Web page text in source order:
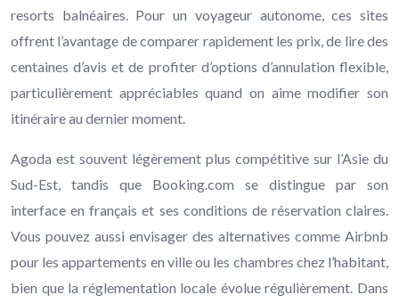
resorts balnéaires. Pour un voyageur autonome, ces sites
offrent l’avantage de comparer rapidement les prix, de lire des
centaines d’avis et de profiter d’options d’annulation flexible,
particulièrement appréciables quand on aime modifier son
itinéraire au dernier moment.
Agoda est souvent légèrement plus compétitive sur l’Asie du
Sud-Est, tandis que Booking.com se distingue par son
interface en français et ses conditions de réservation claires.
Vous pouvez aussi envisager des alternatives comme Airbnb
pour les appartements en ville ou les chambres chez l’habitant,
bien que la réglementation locale évolue régulièrement. Dans